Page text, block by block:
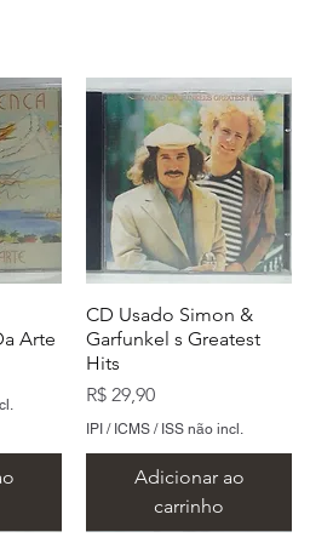
Arte
CD Usado Simon &
Garfunkel s Greatest
Hits
Preço
R$ 29,90
IPI / ICMS / ISS não incl.
Adicionar ao
carrinho